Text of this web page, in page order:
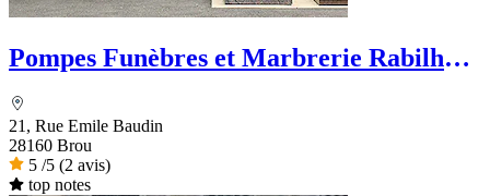
Pompes Funèbres et Marbrerie Rabilhac
21, Rue Emile Baudin
28160 Brou
5 /5 (2 avis)
top notes